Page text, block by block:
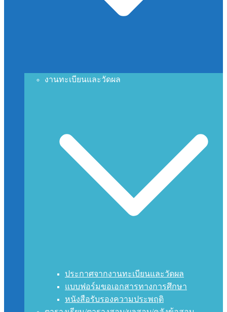
งานทะเบียนและวัดผล
ประกาศจากงานทะเบียนและวัดผล
แบบฟอร์มขอเอกสารทางการศึกษา
หนังสือรับรองความประพฤติ